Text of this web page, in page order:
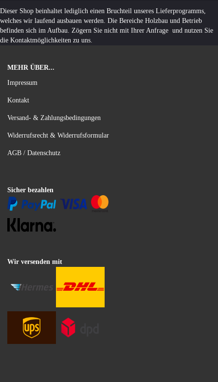
Dieser Shop beinhaltet lediglich einen Bruchteil unseres Lieferprogramms,
welches wir laufend ausbauen werden. Die Bereiche Holzbau und Betrieb
befinden sich im Aufbau. Zögern Sie nicht mit Ihrer Anfrage und nutzen Sie
die Kontaktmöglichkeiten zu uns.
MEHR ÜBER...
Impressum
Kontakt
Versand- & Zahlungsbedingungen
Widerrufsrecht & Widerrufsformular
AGB / Datenschutz
Sicher bezahlen
Wir versenden mit